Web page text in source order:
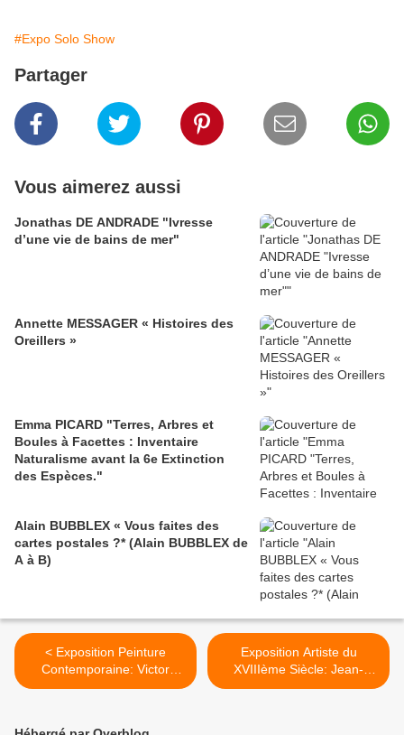
#Expo Solo Show
Partager
Vous aimerez aussi
Jonathas DE ANDRADE "Ivresse
d’une vie de bains de mer"
Annette MESSAGER « Histoires des
Oreillers »
Emma PICARD "Terres, Arbres et
Boules à Facettes : Inventaire
Naturalisme avant la 6e Extinction
des Espèces."
Alain BUBBLEX « Vous faites des
cartes postales ?* (Alain BUBBLEX de
A à B)
< Exposition Peinture
Contemporaine: Victor
VASARELY « Une aventure
Exposition Artiste du
XVIIIème Siècle: Jean-
Jacques LEQUEU «